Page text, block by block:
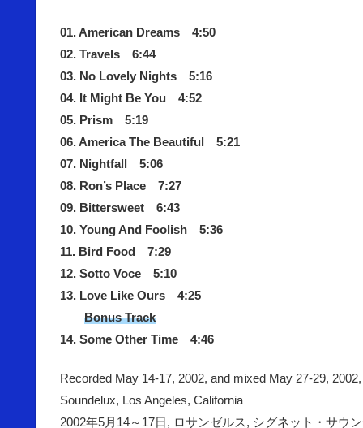
01. American Dreams 4:50
02. Travels 6:44
03. No Lovely Nights 5:16
04. It Might Be You 4:52
05. Prism 5:19
06. America The Beautiful 5:21
07. Nightfall 5:06
08. Ron’s Place 7:27
09. Bittersweet 6:43
10. Young And Foolish 5:36
11. Bird Food 7:29
12. Sotto Voce 5:10
13. Love Like Ours 4:25
Bonus Track
14. Some Other Time 4:46
Recorded May 14-17, 2002, and mixed May 27-29,
Soundelux, Los Angeles, California
2002年5月14～17日, ロサンゼルス, シグネット・サウ